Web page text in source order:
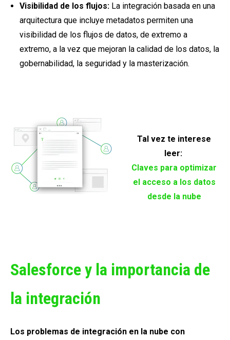
Visibilidad de los flujos:La integración basada en una
arquitectura que incluye metadatos permiten una
visibilidad de los flujos de datos, de extremo a
extremo, a la vez que mejoran la calidad de los datos, la
gobernabilidad, la seguridad y la masterización.
Tal vez te interese
leer:
Claves para optimizar
el acceso a los datos
desde la nube
Salesforce y la importancia de
la integración
Los problemas de integración en la nube con